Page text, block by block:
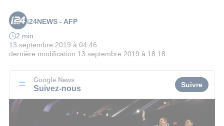
i24NEWS - AFP
2 min
13 septembre 2019 à 04:46
dernière modification 13 septembre 2019 à 18:18
Google News
Suivez-nous Suivre